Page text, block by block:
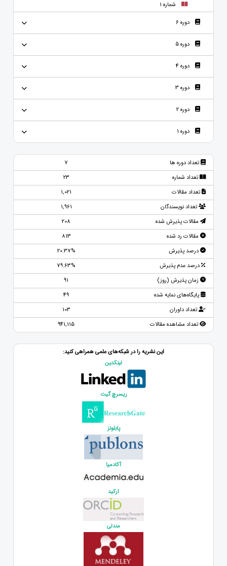
شماره 1
دوره 6
دوره 5
دوره 4
دوره 3
دوره 2
دوره 1
تعداد دوره ها
7
تعداد شماره
23
تعداد مقالات
1,021
تعداد نویسندگان
1,961
مقالات پذیرش شده
208
مقالات رد شده
813
درصد پذیرش
20.37%
درصد عدم پذیرش
79.63%
زمان پذیرش (روز)
91
پایگاه‌های نمایه شده
49
تعداد داوران
103
تعداد مشاهده مقالات
941,115
این نشریه را در شبکه‌های علمی همراهی کنید:
لینکدین
ریسرچ گیت
پابلونز
آکادمیا
ارکید
مندلی